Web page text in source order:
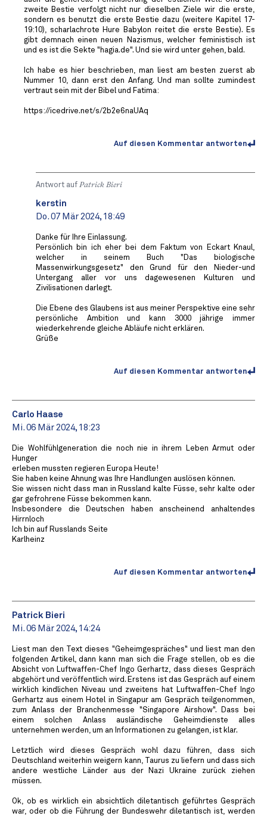
zweite Bestie verfolgt nicht nur dieselben Ziele wir die erste,
sondern es benutzt die erste Bestie dazu (weitere Kapitel 17-
19:10), scharlachrote Hure Babylon reitet die erste Bestie). Es
gibt demnach einen neuen Nazismus, welcher feministisch ist
und es ist die Sekte "hagia.de". Und sie wird unter gehen, bald.
Ich habe es hier beschrieben, man liest am besten zuerst ab
Nummer 10, dann erst den Anfang. Und man sollte zumindest
vertraut sein mit der Bibel und Fatima:
https://icedrive.net/s/2b2e6naUAq
Auf diesen Kommentar antworten
Antwort auf Patrick Bieri
kerstin
Do. 07 Mär 2024, 18:49
Danke für Ihre Einlassung.
Persönlich bin ich eher bei dem Faktum von Eckart Knaul,
welcher in seinem Buch "Das biologische
Massenwirkungsgesetz" den Grund für den Nieder-und
Untergang aller vor uns dagewesenen Kulturen und
Zivilisationen darlegt.
Die Ebene des Glaubens ist aus meiner Perspektive eine sehr
persönliche Ambition und kann 3000 jährige immer
wiederkehrende gleiche Abläufe nicht erklären.
Grüße
Auf diesen Kommentar antworten
Carlo Haase
Mi. 06 Mär 2024, 18:23
Die Wohlfühlgeneration die noch nie in ihrem Leben Armut oder
Hunger
erleben mussten regieren Europa Heute!
Sie haben keine Ahnung was Ihre Handlungen auslösen können.
Sie wissen nicht dass man in Russland kalte Füsse, sehr kalte oder
gar gefrohrene Füsse bekommen kann.
Insbesondere die Deutschen haben anscheinend anhaltendes
Hirrnloch
Ich bin auf Russlands Seite
Karlheinz
Auf diesen Kommentar antworten
Patrick Bieri
Mi. 06 Mär 2024, 14:24
Liest man den Text dieses "Geheimgespräches" und liest man den
folgenden Artikel, dann kann man sich die Frage stellen, ob es die
Absicht von Luftwaffen-Chef Ingo Gerhartz, dass dieses Gespräch
abgehört und veröffentlich wird. Erstens ist das Gespräch auf einem
wirklich kindlichen Niveau und zweitens hat Luftwaffen-Chef Ingo
Gerhartz aus einem Hotel in Singapur am Gespräch teilgenommen,
zum Anlass der Branchenmesse "Singapore Airshow". Dass bei
einem solchen Anlass ausländische Geheimdienste alles
unternehmen werden, um an Informationen zu gelangen, ist klar.
Letztlich wird dieses Gespräch wohl dazu führen, dass sich
Deutschland weiterhin weigern kann, Taurus zu liefern und dass sich
andere westliche Länder aus der Nazi Ukraine zurück ziehen
müssen.
Ok, ob es wirklich ein absichtlich diletantisch geführtes Gespräch
war, oder ob die Führung der Bundeswehr diletantisch ist, werden